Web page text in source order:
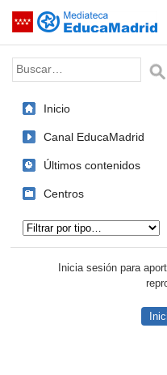
Saltar navegación
Palabra o frase:
Inicio
Canal EducaMadrid
Últimos contenidos
Centros
Inicia sesión para